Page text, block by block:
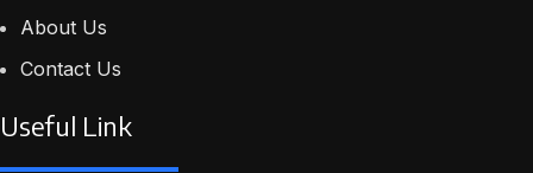
About Us
Contact Us
Useful Link